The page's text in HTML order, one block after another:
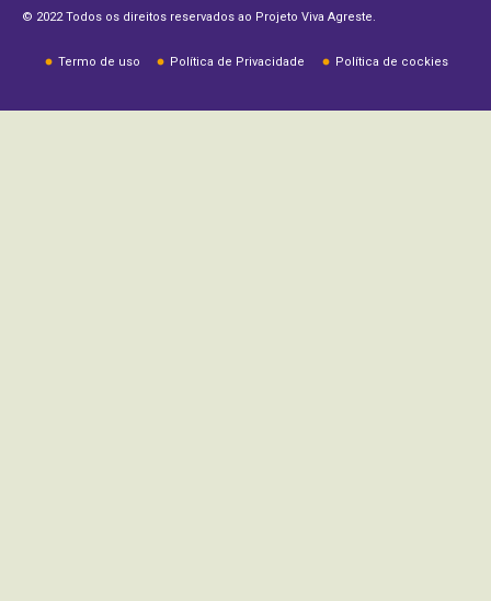
© 2022 Todos os direitos reservados ao Projeto Viva Agreste.
Termo de uso Política de Privacidade Política de cockies